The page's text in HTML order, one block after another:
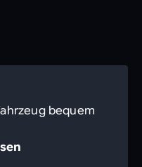
bequem